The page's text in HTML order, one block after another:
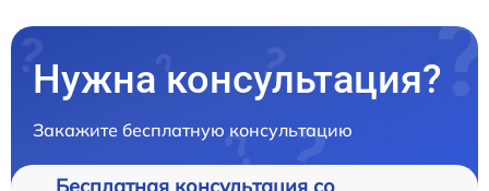
Нужна консультация?
Закажите бесплатную консультацию
Бесплатная консультация со